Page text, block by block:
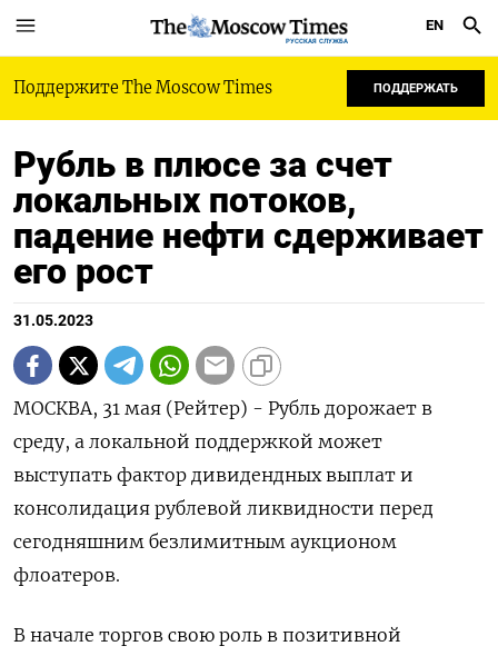
РУССКАЯ СЛУЖБА
EN
Поддержите The Moscow Times ПОДДЕРЖАТЬ
Рубль в плюсе за счет
локальных потоков,
падение нефти сдерживает
его рост
31.05.2023
МОСКВА, 31 мая (Рейтер) - Рубль дорожает в
среду, а локальной поддержкой может
выступать фактор дивидендных выплат и
консолидация рублевой ликвидности перед
сегодняшним безлимитным аукционом
флоатеров.
В начале торгов свою роль в позитивной